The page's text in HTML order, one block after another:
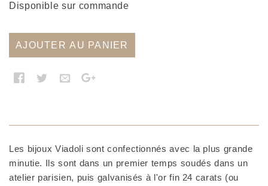
Disponible sur commande
AJOUTER AU PANIER
Les bijoux Viadoli sont confectionnés avec la plus grande
minutie. Ils sont dans un premier temps soudés dans un
atelier parisien, puis galvanisés à l'or fin 24 carats (ou